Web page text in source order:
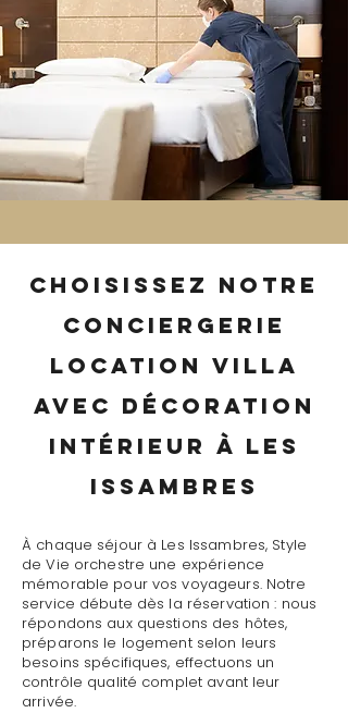
Choisissez notre
conciergerie
location villa
avec décoration
intérieur à Les
Issambres
À chaque séjour à Les Issambres, Style
de Vie orchestre une expérience
mémorable pour vos voyageurs. Notre
service débute dès la réservation : nous
répondons aux questions des hôtes,
préparons le logement selon leurs
besoins spécifiques, effectuons un
contrôle qualité complet avant leur
arrivée.